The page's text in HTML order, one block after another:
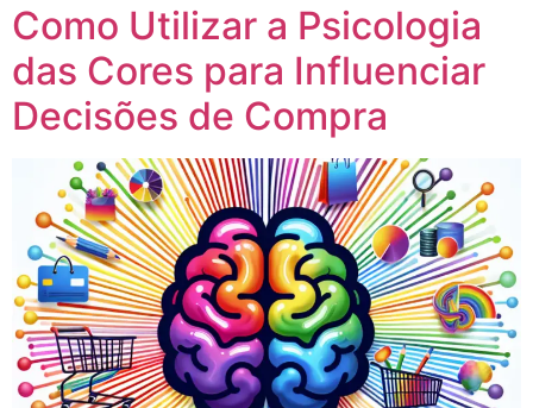
Como Utilizar a Psicologia
das Cores para Influenciar
Decisões de Compra